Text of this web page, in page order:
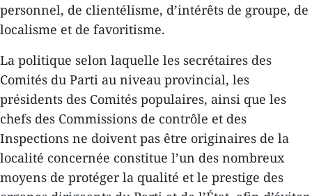
personnel, de clientélisme, d’intérêts de groupe, de
localisme et de favoritisme.
La politique selon laquelle les secrétaires des
Comités du Parti au niveau provincial, les
présidents des Comités populaires, ainsi que les
chefs des Commissions de contrôle et des
Inspections ne doivent pas être originaires de la
localité concernée constitue l’un des nombreux
moyens de protéger la qualité et le prestige des